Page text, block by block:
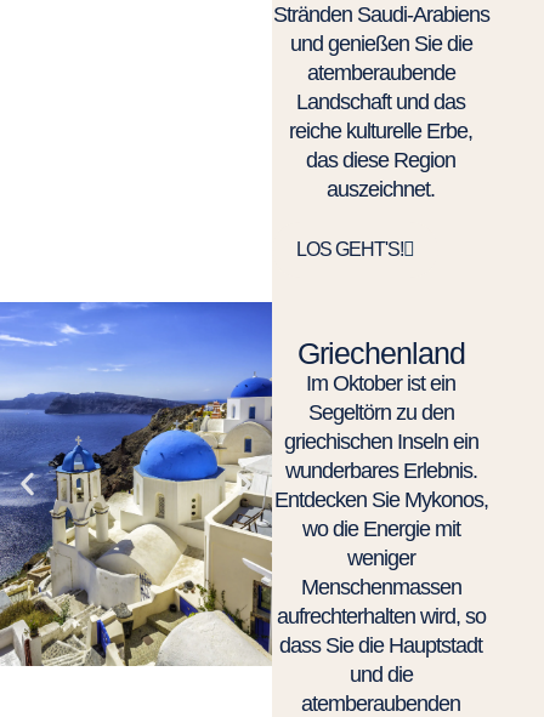
Stränden Saudi-Arabiens
und genießen Sie die
atemberaubende
Landschaft und das
reiche kulturelle Erbe,
das diese Region
auszeichnet.
LOS GEHT'S!
Griechenland
Im Oktober ist ein
Segeltörn zu den
griechischen Inseln ein
wunderbares Erlebnis.
Entdecken Sie Mykonos,
wo die Energie mit
weniger
Menschenmassen
aufrechterhalten wird, so
dass Sie die Hauptstadt
und die
atemberaubenden